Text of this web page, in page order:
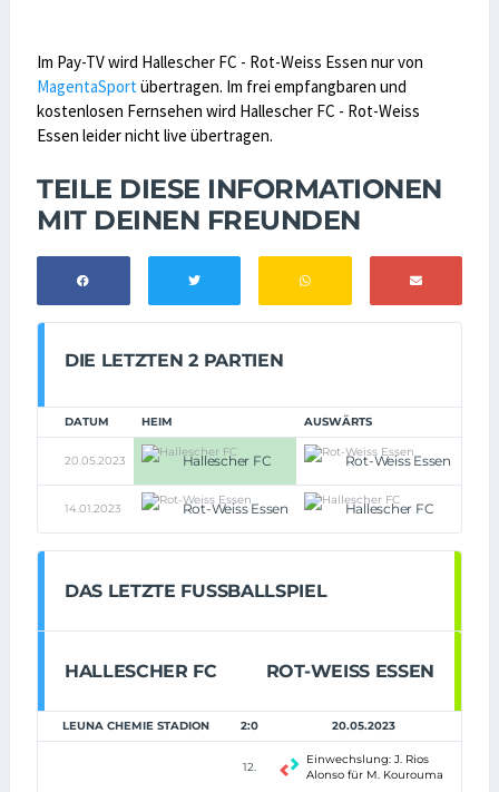
Im Pay-TV wird Hallescher FC - Rot-Weiss Essen nur von
MagentaSportübertragen. Im frei empfangbaren und
kostenlosen Fernsehen wird Hallescher FC - Rot-Weiss
Essen leider nicht live übertragen.
TEILE DIESE INFORMATIONEN
MIT DEINEN FREUNDEN
DIE LETZTEN 2 PARTIEN
DATUM HEIM AUSWÄRTS
20.05.2023 Hallescher FC Rot-Weiss Essen
14.01.2023 Rot-Weiss Essen Hallescher FC
DAS LETZTE FUSSBALLSPIEL
HALLESCHER FC ROT-WEISS ESSEN
LEUNA CHEMIE STADION 2:0 20.05.2023
12.
Einwechslung: J. Rios
Alonso für M. Kourouma